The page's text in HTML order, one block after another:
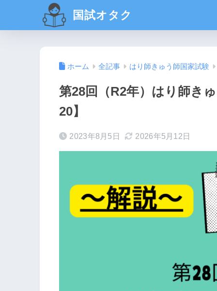
国試オタク
ホーム 全記事 はり師きゅう師国家試験
第28回（R2年）はり師き
20】
2023年8月5日 2026年5月12日